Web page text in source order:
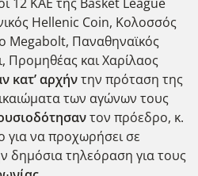
Hellenic Coin, Κολοσσός
Megabolt, Παναθηναϊκός
και Χαρίλαος
κατ’ αρχήντην πρόταση της
των αγώνων τους
τον πρόεδρο, κ.
για να προχωρήσει σε
δημόσια τηλεόραση για τους